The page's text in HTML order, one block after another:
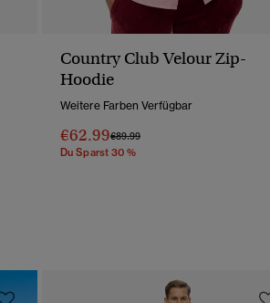
Country Club Velour Zip-
Hoodie
Weitere Farben Verfügbar
€62.99Preis Wurde Reduziert Von
€89.99Bis
Du Sparst 30 %